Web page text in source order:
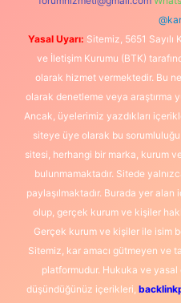
Yasal Uyarı: Sitemiz, 5651
ve İletişim Kurumu (BTK)
olarak hizmet vermektedir. Bu
olarak denetleme veya araştırma
Ancak, üyelerimiz yazdıkları
siteye üye olarak bu
sitesi, herhangi bir marka, kurum
bulunmamaktadır. Sitede
paylaşılmaktadır. Burada yer
olup, gerçek kurum ve kişiler
Gerçek kurum ve kişiler ile isim
Sitemiz, kar amacı gütmeyen ve
platformudur. Hukuka ve yasal
düşündüğünüz içerikleri,